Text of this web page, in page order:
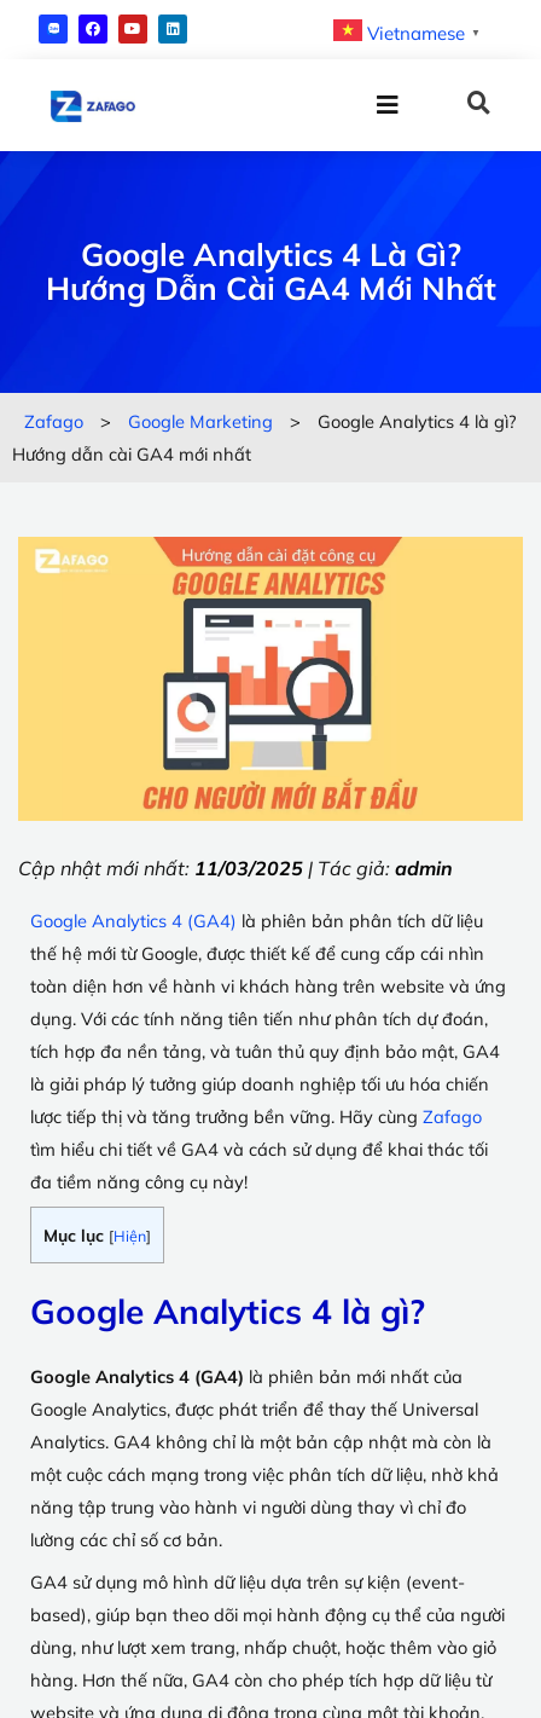
Vietnamese ▼
Google Analytics 4 Là Gì?
Hướng Dẫn Cài GA4 Mới Nhất
Zafago > Google Marketing >
Google Analytics 4 là gì?
Hướng dẫn cài GA4 mới nhất
Cập nhật mới nhất: 11/03/2025 | Tác giả: admin
Google Analytics 4 (GA4) là phiên bản phân tích dữ liệu
thế hệ mới từ Google, được thiết kế để cung cấp cái nhìn
toàn diện hơn về hành vi khách hàng trên website và ứng
dụng. Với các tính năng tiên tiến như phân tích dự đoán,
tích hợp đa nền tảng, và tuân thủ quy định bảo mật, GA4
là giải pháp lý tưởng giúp doanh nghiệp tối ưu hóa chiến
lược tiếp thị và tăng trưởng bền vững. Hãy cùng Zafago
tìm hiểu chi tiết về GA4 và cách sử dụng để khai thác tối
đa tiềm năng công cụ này!
Mục lục [Hiện]
Google Analytics 4 là gì?
Google Analytics 4 (GA4) là phiên bản mới nhất của
Google Analytics, được phát triển để thay thế Universal
Analytics. GA4 không chỉ là một bản cập nhật mà còn là
một cuộc cách mạng trong việc phân tích dữ liệu, nhờ khả
năng tập trung vào hành vi người dùng thay vì chỉ đo
lường các chỉ số cơ bản.
GA4 sử dụng mô hình dữ liệu dựa trên sự kiện (event-
based), giúp bạn theo dõi mọi hành động cụ thể của người
dùng, như lượt xem trang, nhấp chuột, hoặc thêm vào giỏ
hàng. Hơn thế nữa, GA4 còn cho phép tích hợp dữ liệu từ
website và ứng dụng di động trong cùng một tài khoản,